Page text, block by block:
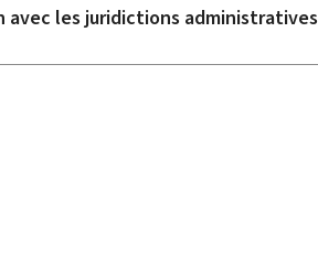
les juridictions administratives